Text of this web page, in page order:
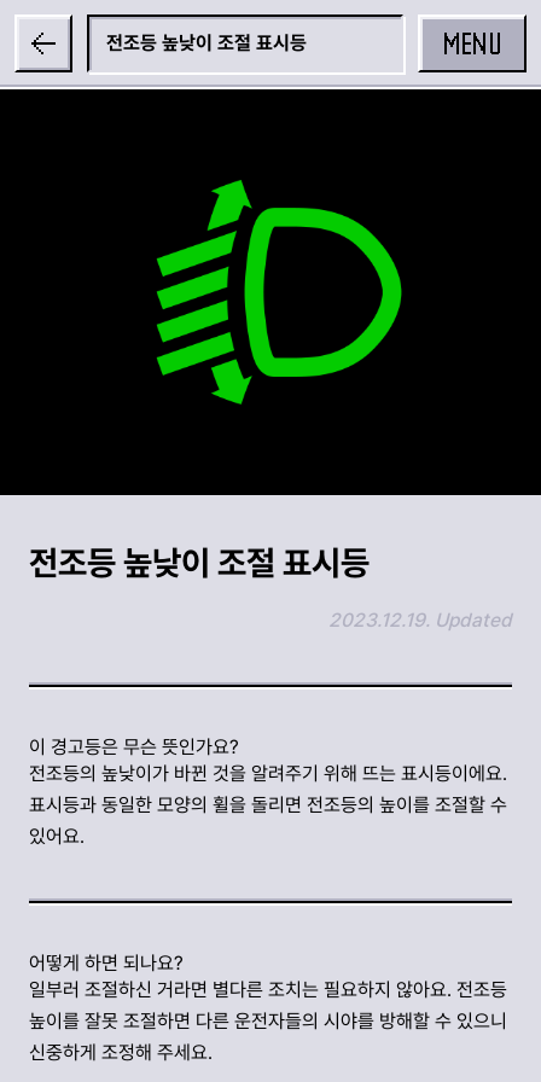
MENU
전조등 높낮이 조절 표시등
전조등 높낮이 조절 표시등
2023.12.19. Updated
이 경고등은 무슨 뜻인가요?
전조등의 높낮이가 바뀐 것을 알려주기 위해 뜨는 표시등이에요.
표시등과 동일한 모양의 휠을 돌리면 전조등의 높이를 조절할 수
있어요.
어떻게 하면 되나요?
일부러 조절하신 거라면 별다른 조치는 필요하지 않아요. 전조등
높이를 잘못 조절하면 다른 운전자들의 시야를 방해할 수 있으니
신중하게 조정해 주세요.
링크 복사하기